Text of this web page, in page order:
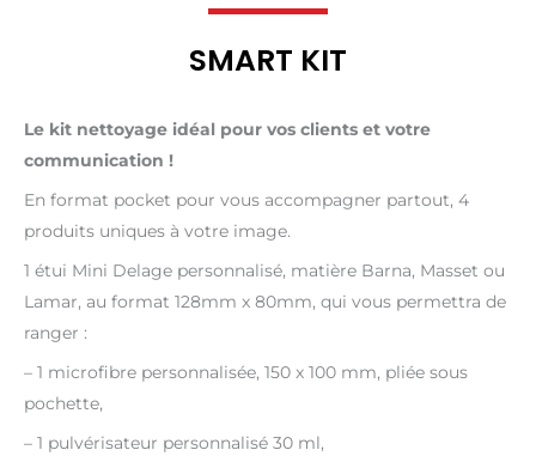
SMART KIT
Le kit nettoyage idéal pour vos clients et votre
communication !
En format pocket pour vous accompagner partout, 4
produits uniques à votre image.
1 étui Mini Delage personnalisé, matière Barna, Masset ou
Lamar, au format 128mm x 80mm, qui vous permettra de
ranger :
– 1 microfibre personnalisée, 150 x 100 mm, pliée sous
pochette,
– 1 pulvérisateur personnalisé 30 ml,